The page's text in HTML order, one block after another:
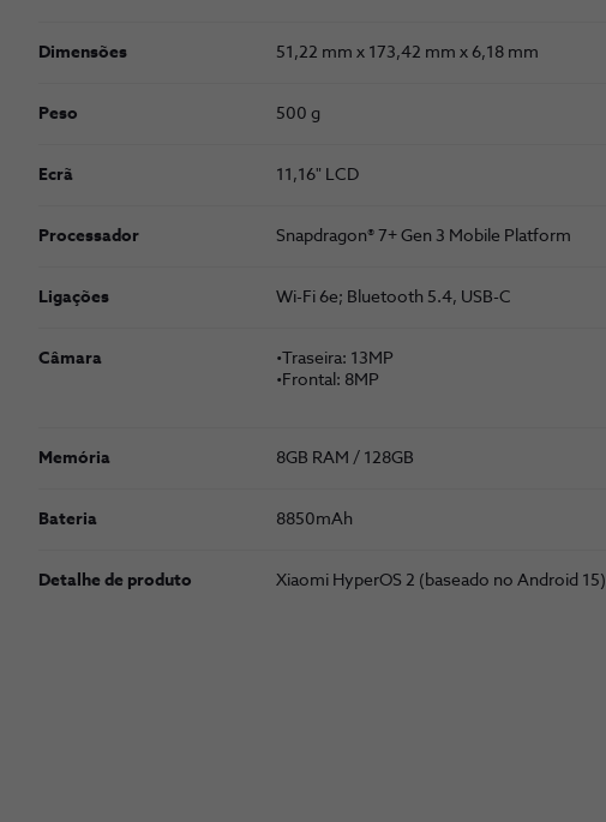
Dimensões 51,22 mm x 173,42 mm x 6,18 mm
Peso 500 g
Ecrã 11,16" LCD
Processador Snapdragon® 7+ Gen 3 Mobile Platform
Ligações Wi-Fi 6e; Bluetooth 5.4, USB-C
Câmara
•Traseira: 13MP
•Frontal: 8MP
Memória 8GB RAM / 128GB
Bateria 8850mAh
Detalhe de produto Xiaomi HyperOS 2 (baseado no Android 15)